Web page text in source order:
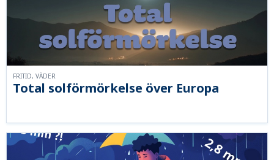
Total solförmörkelse över Europa
FRITID, VÄDER